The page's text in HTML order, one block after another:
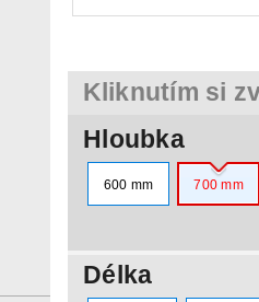
Kliknutím si
Hloubka
600 mm 700 mm
Délka